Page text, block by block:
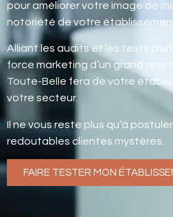
pour améliorer votre image de
notoriété de votre
Alliant les audits et les tests
force marketing d’un grand
Toute-Belle fera de votre
votre secteur.
Il ne vous reste plus qu’à
redoutables clientes mystères.
FAIRE TESTER MON